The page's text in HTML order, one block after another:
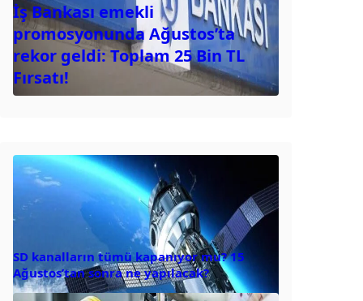
İş Bankası emekli
promosyonunda Ağustos’ta
rekor geldi: Toplam 25 Bin TL
Fırsatı!
SD kanalların tümü kapanıyor mu? 15
Ağustos’tan sonra ne yapılacak?